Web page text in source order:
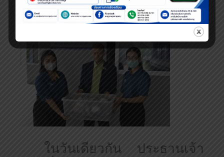
แพรกษา ร่วมกันรับมอบ
ในวันเดียวกัน ประธานเจ้า